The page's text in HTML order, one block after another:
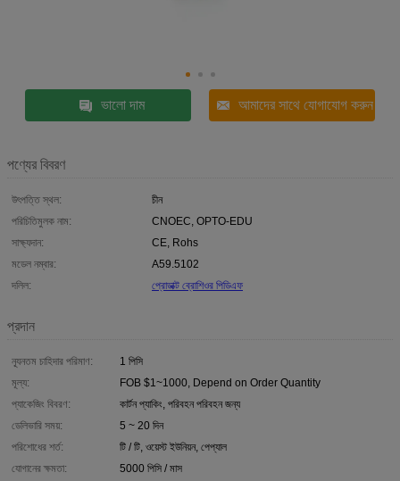
ভালো দাম আমাদের সাথে যোগাযোগ করুন
পণ্যের বিবরণ
উৎপত্তি স্থল:
চীন
পরিচিতিমুলক নাম:
CNOEC, OPTO-EDU
সাক্ষ্যদান:
CE, Rohs
মডেল নম্বার:
A59.5102
দলিল:
প্রোডাক্ট ব্রোশিওর পিডিএফ
প্রদান
ন্যূনতম চাহিদার পরিমাণ:
1 পিসি
মূল্য:
FOB $1~1000, Depend on Order Quantity
প্যাকেজিং বিবরণ:
কার্টন প্যাকিং, পরিবহন পরিবহন জন্য
ডেলিভারি সময়:
5 ~ 20 দিন
পরিশোধের শর্ত:
টি / টি, ওয়েস্ট ইউনিয়ন, পেপ্যাল
যোগানের ক্ষমতা:
5000 পিসি / মাস